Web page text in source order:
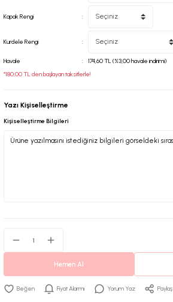
Kapak Rengi
Kurdele Rengi
Havale
174,60 TL (%3,00 havale indirimi)
*180,00 TL den başlayan taksitlerle!
Yazı Kişiselleştirme
Kişiselleştirme Bilgileri
Hemen Al
Fiyat Alarmı Yorum Yaz Paylaş